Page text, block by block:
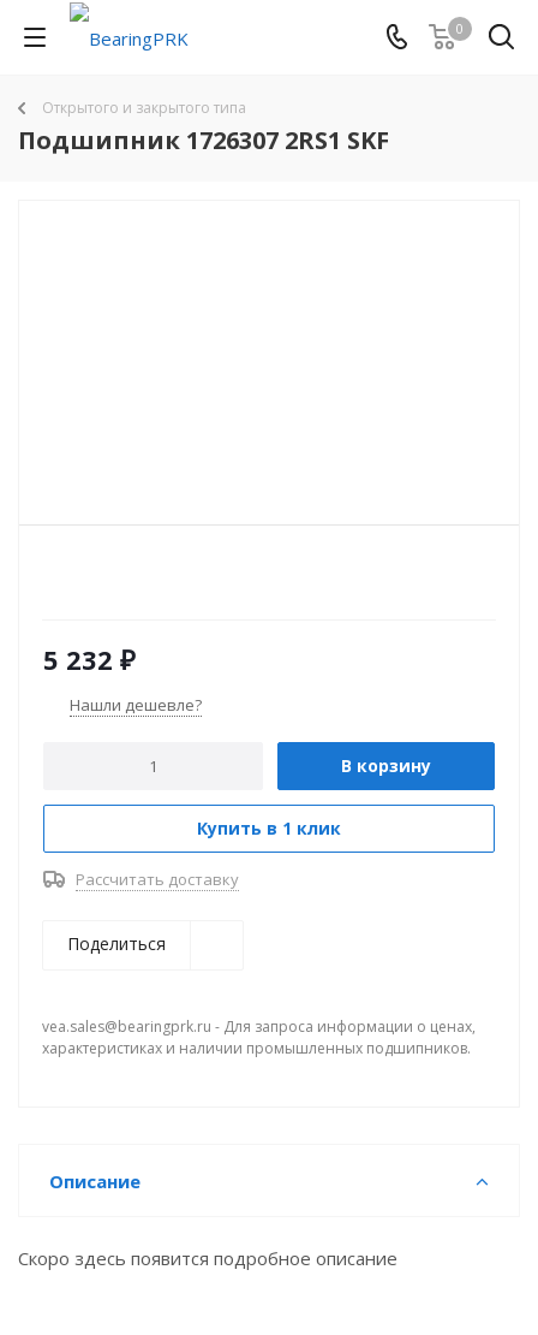
0
Открытого и закрытого типа
Подшипник 1726307 2RS1 SKF
5 232 ₽
Нашли дешевле?
В корзину
Купить в 1 клик
Рассчитать доставку
Поделиться
vea.sales@bearingprk.ru - Для запроса информации о ценах,
характеристиках и наличии промышленных подшипников.
Описание
Скоро здесь появится подробное описание